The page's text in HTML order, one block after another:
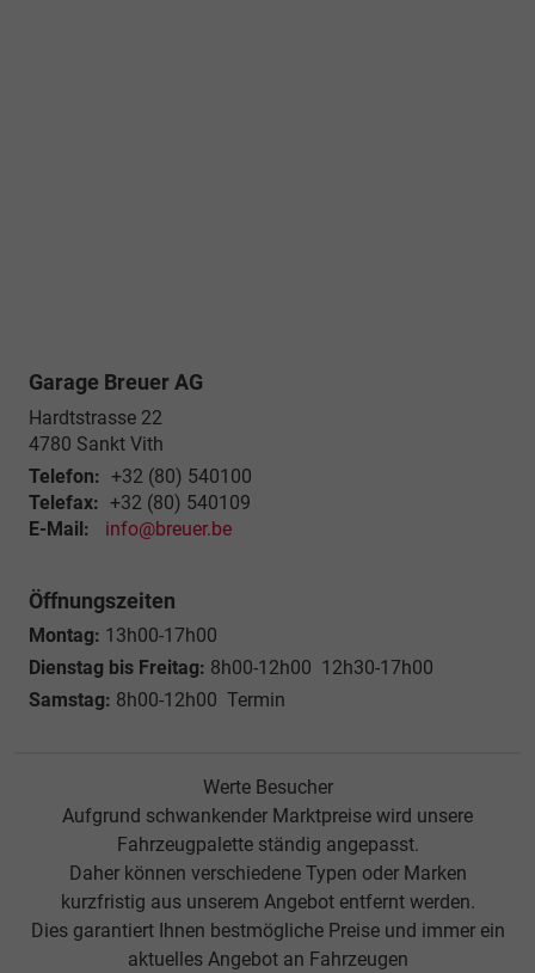
Garage Breuer AG
Hardtstrasse 22
4780 Sankt Vith
Telefon: +32 (80) 540100
Telefax: +32 (80) 540109
E-Mail:
info@breuer.be
Öffnungszeiten
Montag: 13h00-17h00
Dienstag bis Freitag: 8h00-12h00 12h30-17h00
Samstag: 8h00-12h00 Termin
Werte Besucher
Aufgrund schwankender Marktpreise wird unsere
Fahrzeugpalette ständig angepasst.
Daher können verschiedene Typen oder Marken
kurzfristig aus unserem Angebot entfernt werden.
Dies garantiert Ihnen bestmögliche Preise und immer ein
aktuelles Angebot an Fahrzeugen